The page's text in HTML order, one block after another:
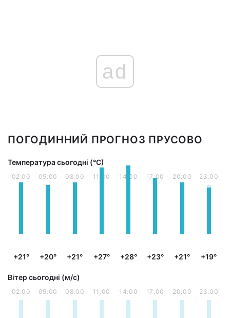
ad
ПОГОДИННИЙ ПРОГНОЗ ПРУСОВО
Температура сьогодні (°С)
02:00
+21°
05:00
+20°
08:00
+21°
11:00
+27°
14:00
+28°
17:00
+23°
20:00
+21°
23:00
+19°
Вітер сьогодні (м/с)
02:00 05:00 08:00 11:00 14:00 17:00 20:00 23:00